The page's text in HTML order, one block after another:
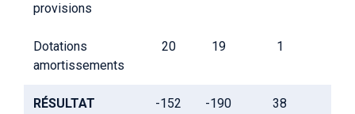
provisions
Dotations
amortissements
20 19 1
RÉSULTAT
-152 -190 38